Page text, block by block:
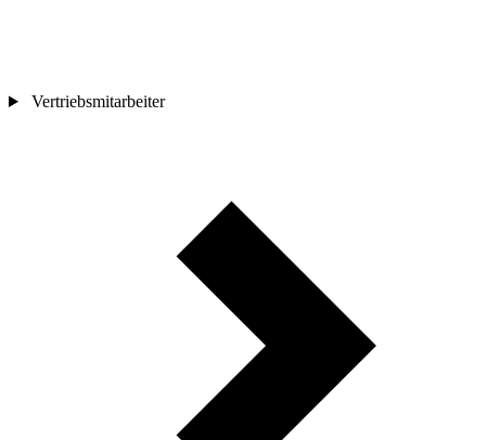
Vertriebsmitarbeiter